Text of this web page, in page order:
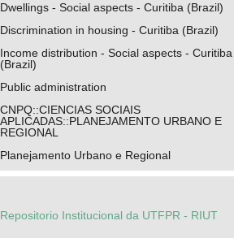
Dwellings - Social aspects - Curitiba (Brazil)
Discrimination in housing - Curitiba (Brazil)
Income distribution - Social aspects - Curitiba
(Brazil)
Public administration
CNPQ::CIENCIAS SOCIAIS
APLICADAS::PLANEJAMENTO URBANO E
REGIONAL
Planejamento Urbano e Regional
Repositorio Institucional da UTFPR - RIUT